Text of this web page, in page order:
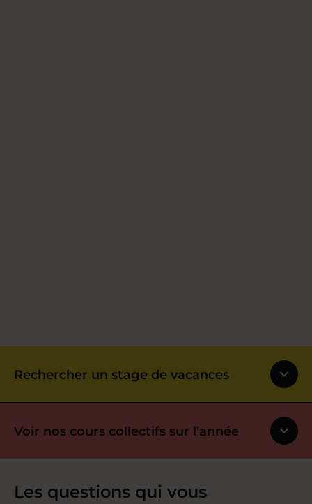
Rechercher un stage de vacances
Voir nos cours collectifs sur l’année
Les questions qui vous